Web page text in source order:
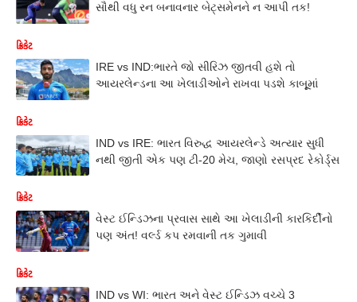
સૌથી વધુ રન બનાવનાર બેટ્સમેનને ન આપી તક!
ક્રિકેટ
IRE vs IND:ભારતે જો સીરિઝ જીતવી હશે તો
આયરલેન્ડના આ ખેલાડીઓને રાખવા પડશે કાબૂૂમાં
ક્રિકેટ
IND vs IRE: ભારત વિરુદ્ધ આયરલેન્ડે અત્યાર સુધી
નથી જીતી એક પણ ટી-20 મેચ, જાણો રસપ્રદ રેકોર્ડ્સ
ક્રિકેટ
વેસ્ટ ઈન્ડિઝના પ્રવાસ સાથે આ ખેલાડીની કારકિર્દીનો
પણ અંત! વર્લ્ડ કપ રમવાની તક ગુમાવી
ક્રિકેટ
IND vs WI: ભારત અને વેસ્ટ ઈન્ડિઝ વચ્ચે 3